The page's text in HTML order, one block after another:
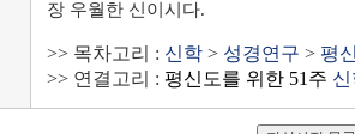
장 우월한 신이시다.
>> 목차고리 : 신학> 성경연구 > 평
>> 연결고리 : 평신도를 위한 51주